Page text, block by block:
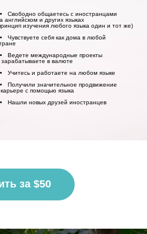
Свободно общаетесь с иностранцами
английском и других языках
изучения любого языка один и тот же)
Чувствуете себя как дома в любой
Ведете международные проекты
зарабатываете в валюте
Учитесь и работаете на любом языке
Получили значительное продвижение
карьере с помощью языка
Нашли новых друзей иностранцев
за $50